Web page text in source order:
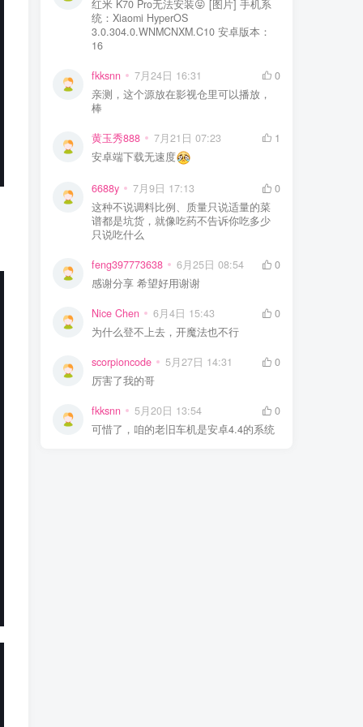
红米 K70 Pro无法安装😝 [图片] 手机系
统：Xiaomi HyperOS
3.0.304.0.WNMCNXM.C10 安卓版本：
16
fkksnn 7月24日 16:31
0
亲测，这个源放在影视仓里可以播放，
棒
黄玉秀888 7月21日 07:23
1
安卓端下载无速度
6688y 7月9日 17:13
0
这种不说调料比例、质量只说适量的菜
谱都是坑货，就像吃药不告诉你吃多少
只说吃什么
feng397773638 6月25日 08:54
0
感谢分享 希望好用谢谢
Nice Chen 6月4日 15:43
0
为什么登不上去，开魔法也不行
scorpioncode 5月27日 14:31
0
厉害了我的哥
fkksnn 5月20日 13:54
0
可惜了，咱的老旧车机是安卓4.4的系统